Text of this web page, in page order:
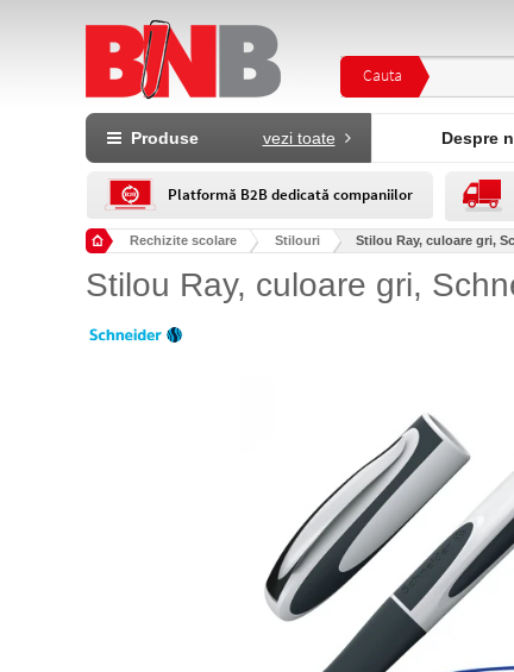
Cauta
Produse vezi toate Despre
Platformă B2B dedicată companiilor
Rechizite scolare Stilouri Stilou Ray, culoare gri,
Stilou Ray, culoare gri,